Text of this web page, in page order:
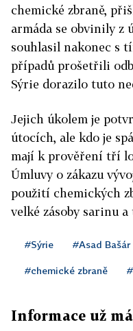
chemické zbraně,
armáda se obvinily z
souhlasil nakonec s
případů prošetřili
Sýrie dorazilo tuto
Jejich úkolem je
útocích, ale kdo je
mají k prověření tří
Úmluvy o zákazu
použití chemických
velké zásoby sarinu
#Sýrie #Asad Bašár
#chemické zbraně
Informace už